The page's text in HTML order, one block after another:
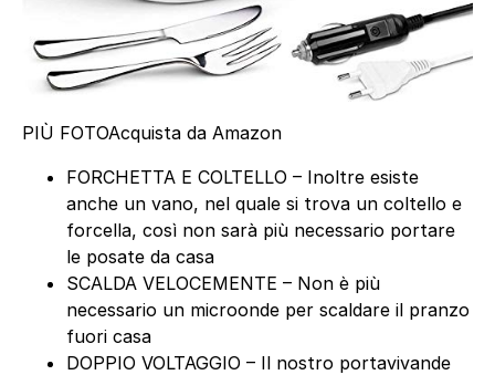
PIÙ FOTOAcquista da Amazon
FORCHETTA E COLTELLO – Inoltre esiste
anche un vano, nel quale si trova un coltello e
forcella, così non sarà più necessario portare
le posate da casa
SCALDA VELOCEMENTE – Non è più
necessario un microonde per scaldare il pranzo
fuori casa
DOPPIO VOLTAGGIO – Il nostro portavivande